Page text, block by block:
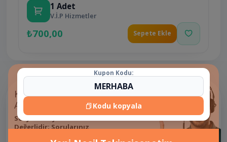
1 Adet
V.İ.P Hizmetler
₺700,00 Sepete Ekle
Kesintisiz İletişim,
Anında Çözüm!
Sosyal Medyada Zaman
Değerlidir; Sorularınız
Kupon Kodu:
Kodu kopyala